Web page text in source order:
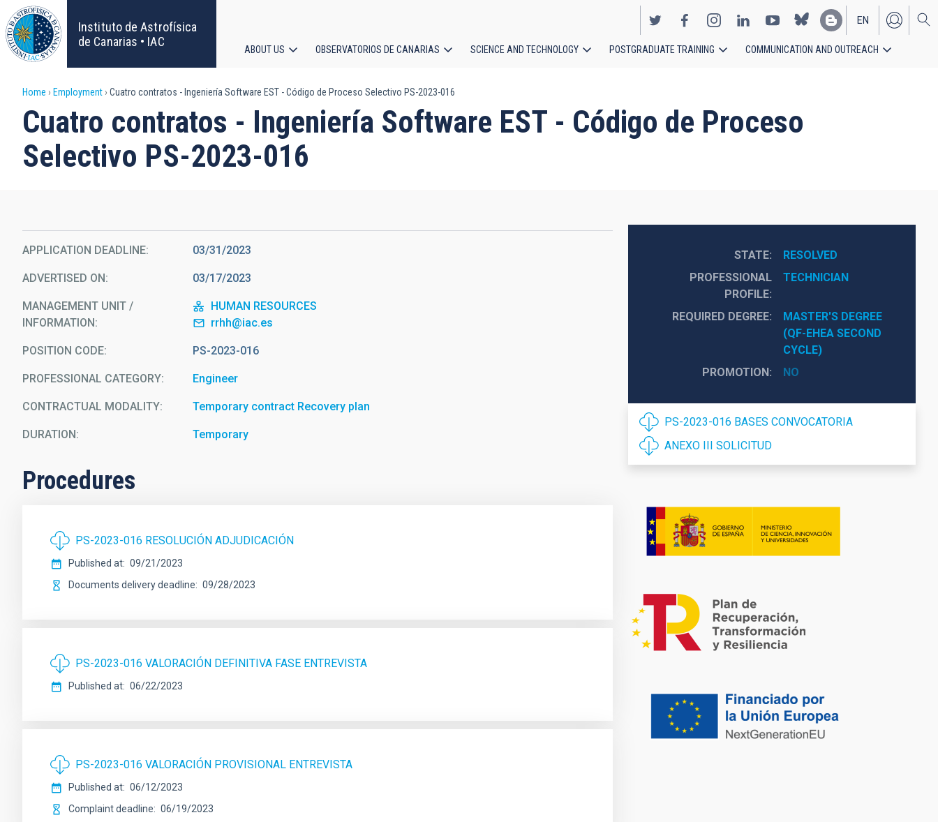
Skip
to
main
content
Instituto de Astrofísica
de Canarias • IAC
EN
ES
navigation
ABOUT US OBSERVATORIOS DE CANARIAS SCIENCE AND TECHNOLOGY POSTGRADUATE TRAINING COMMUNICATION AND OUTREACH
Breadcrumb
Home Employment Cuatro contratos - Ingeniería Software EST - Código de Proceso Selectivo PS-2023-016
Cuatro contratos - Ingeniería Software EST - Código de Proceso
Selectivo PS-2023-016
APPLICATION DEADLINE 03/31/2023
ADVERTISED ON 03/17/2023
MANAGEMENT UNIT /
INFORMATION
HUMAN RESOURCES
rrhh@iac.es
POSITION CODE PS-2023-016
PROFESSIONAL CATEGORY Engineer
CONTRACTUAL MODALITY Temporary contract Recovery plan
DURATION Temporary
Procedures
PS-2023-016 RESOLUCIÓN ADJUDICACIÓN
Published at
09/21/2023
Documents delivery deadline
09/28/2023
PS-2023-016 VALORACIÓN DEFINITIVA FASE ENTREVISTA
Published at 06/22/2023
PS-2023-016 VALORACIÓN PROVISIONAL ENTREVISTA
Published at
06/12/2023
Complaint deadline
06/19/2023
STATE
RESOLVED
PROFESSIONAL
PROFILE
TECHNICIAN
REQUIRED DEGREE
MASTER'S DEGREE
(QF-EHEA SECOND
CYCLE)
PROMOTION
NO
PS-2023-016 BASES CONVOCATORIA
ANEXO III SOLICITUD